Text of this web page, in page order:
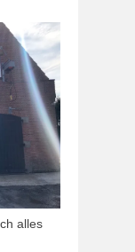
alles